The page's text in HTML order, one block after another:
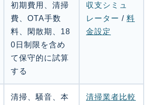
初期費用、清掃
費、OTA手数
料、閑散期、18
0日制限を含め
て保守的に試算
する
収支シミュ
レーター / 料
金設定
清掃、騒音、本
清掃業者比較